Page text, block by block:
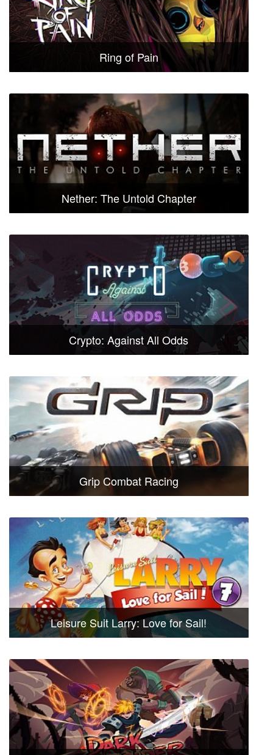
Ring of Pain
Nether: The Untold Chapter
Crypto: Against All Odds
Grip Combat Racing
Leisure Suit Larry: Love for Sail!